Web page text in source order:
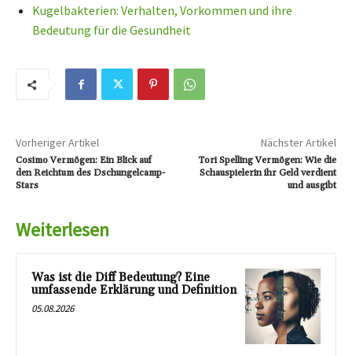
Kugelbakterien: Verhalten, Vorkommen und ihre
Bedeutung für die Gesundheit
Vorheriger Artikel
Cosimo Vermögen: Ein Blick auf
den Reichtum des Dschungelcamp-
Stars
Nächster Artikel
Tori Spelling Vermögen: Wie die
Schauspielerin ihr Geld verdient
und ausgibt
Weiterlesen
Was ist die Diff Bedeutung? Eine
umfassende Erklärung und Definition
05.08.2026